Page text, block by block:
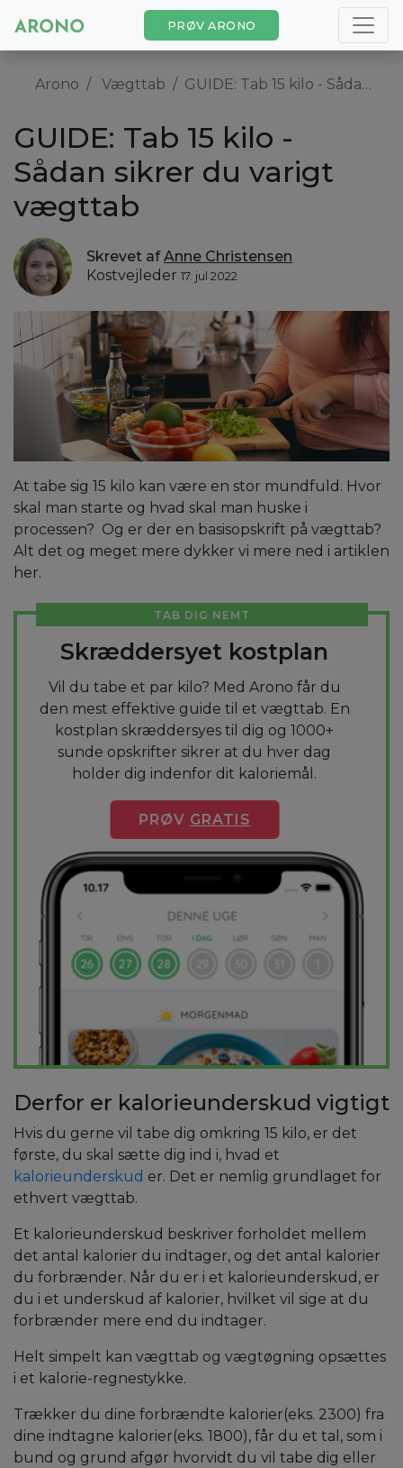
PRØV ARONO
Arono Vægttab GUIDE: Tab 15 kilo - Sådan sikrer du varigt vægttab
GUIDE: Tab 15 kilo -
Sådan sikrer du varigt
vægttab
Skrevet afAnne Christensen
Kostvejleder 17. jul 2022
At tabe sig 15 kilo kan være en stor mundfuld. Hvor
skal man starte og hvad skal man huske i
processen? Og er der en basisopskrift på vægttab?
Alt det og meget mere dykker vi mere ned i artiklen
her.
TAB DIG NEMT
Skræddersyet kostplan
Vil du tabe et par kilo? Med Arono får du
den mest effektive guide til et vægttab. En
kostplan skræddersyes til dig og 1000+
sunde opskrifter sikrer at du hver dag
holder dig indenfor dit kaloriemål.
PRØV GRATIS
Derfor er kalorieunderskud vigtigt
Hvis du gerne vil tabe dig omkring 15 kilo, er det
første, du skal sætte dig ind i, hvad et
kalorieunderskud er. Det er nemlig grundlaget for
ethvert vægttab.
Et kalorieunderskud beskriver forholdet mellem
det antal kalorier du indtager, og det antal kalorier
du forbrænder. Når du er i et kalorieunderskud, er
du i et underskud af kalorier, hvilket vil sige at du
forbrænder mere end du indtager.
Helt simpelt kan vægttab og vægtøgning opsættes
i et kalorie-regnestykke.
Trækker du dine forbrændte kalorier(eks. 2300) fra
dine indtagne kalorier(eks. 1800), får du et tal, som i
bund og grund afgør hvorvidt du vil tabe dig eller